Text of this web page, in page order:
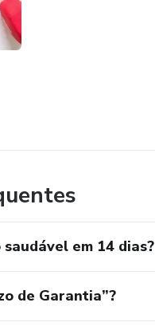
em 14 dias?
de Garantia”?